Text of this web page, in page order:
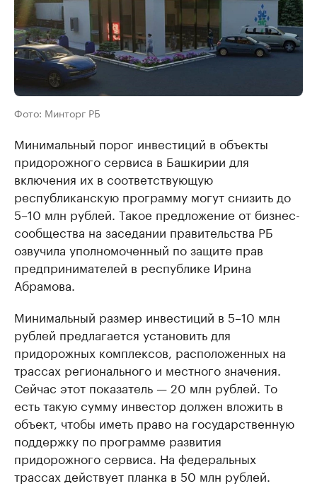
Фото: Минторг РБ
Минимальный порог инвестиций в объекты
придорожного сервиса в Башкирии для
включения их в соответствующую
республиканскую программу могут снизить до
5–10 млн рублей. Такое предложение от бизнес-
сообщества на заседании правительства РБ
озвучила уполномоченный по защите прав
предпринимателей в республике Ирина
Абрамова.
Минимальный размер инвестиций в 5–10 млн
рублей предлагается установить для
придорожных комплексов, расположенных на
трассах регионального и местного значения.
Сейчас этот показатель — 20 млн рублей. То
есть такую сумму инвестор должен вложить в
объект, чтобы иметь право на государственную
поддержку по программе развития
придорожного сервиса. На федеральных
трассах действует планка в 50 млн рублей.